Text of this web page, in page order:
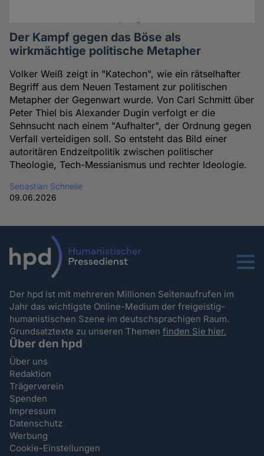
Der Kampf gegen das Böse als
wirkmächtige politische Metapher
Volker Weiß zeigt in "Katechon", wie ein rätselhafter
Begriff aus dem Neuen Testament zur politischen
Metapher der Gegenwart wurde. Von Carl Schmitt über
Peter Thiel bis Alexander Dugin verfolgt er die
Sehnsucht nach einem "Aufhalter", der Ordnung gegen
Verfall verteidigen soll. So entsteht das Bild einer
autoritären Endzeitpolitik zwischen politischer
Theologie, Tech-Messianismus und rechter Ideologie.
Sebastian Schnelle
09.06.2026
Menu
Der hpd ist mit mehreren Millionen Seitenaufrufen im
Jahr das wichtigste Online-Medium der freigeistig-
humanistischen Szene im deutschsprachigen Raum.
Grundsatztexte zu unseren Themenfinden Sie hier.
Über den hpd
Über uns
Redaktion
Trägerverein
Spenden
Impressum
Datenschutz
Werbung
Cookie-Einstellungen